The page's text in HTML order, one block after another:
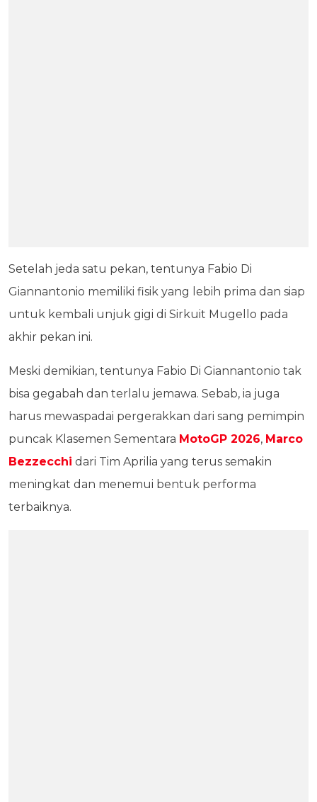
Setelah jeda satu pekan, tentunya Fabio Di
Giannantonio memiliki fisik yang lebih prima dan siap
untuk kembali unjuk gigi di Sirkuit Mugello pada
akhir pekan ini.
Meski demikian, tentunya Fabio Di Giannantonio tak
bisa gegabah dan terlalu jemawa. Sebab, ia juga
harus mewaspadai pergerakkan dari sang pemimpin
puncak Klasemen Sementara MotoGP 2026, Marco
Bezzecchi dari Tim Aprilia yang terus semakin
meningkat dan menemui bentuk performa
terbaiknya.